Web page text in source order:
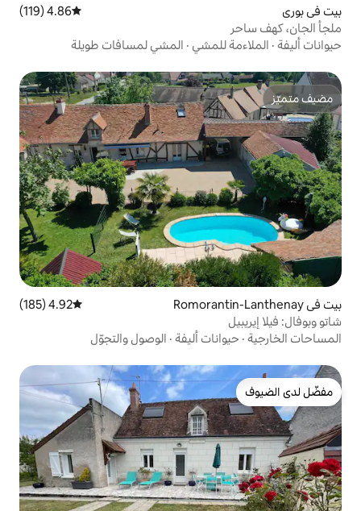
·المشي لمسافات طويلة
متوسط التقييم 4.92 من 5، 185 مراجعات
4.92 (185)
أليفة·الوصول والتجوّل